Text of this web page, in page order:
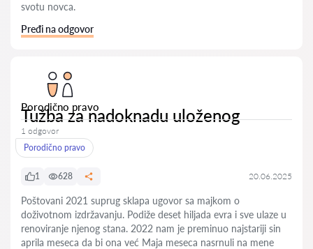
svotu novca.
Pređi na odgovor
Porodično pravo
Tužba za nadoknadu uloženog
1 odgovor
Porodično pravo
1 628 20.06.2025
Poštovani 2021 suprug sklapa ugovor sa majkom o
doživotnom izdržavanju. Podiže deset hiljada evra i sve ulaze u
renoviranje njenog stana. 2022 nam je preminuo najstariji sin
aprila meseca da bi ona već Maja meseca nasrnuli na mene